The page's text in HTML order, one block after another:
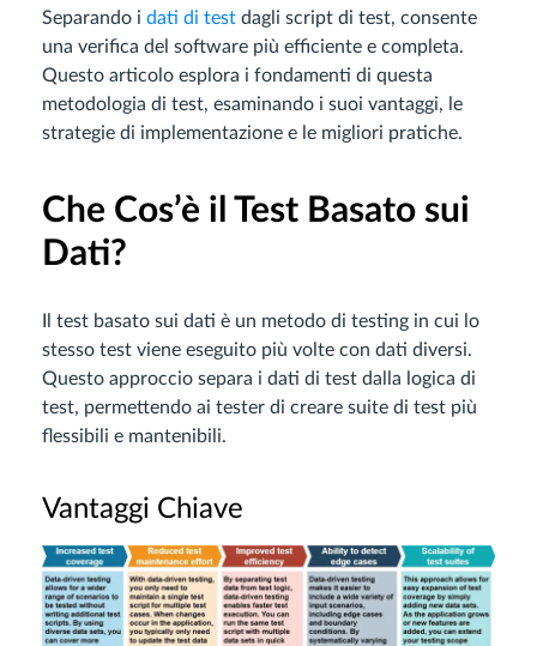
Separando i dati di test dagli script di test, consente
una verifica del software più efficiente e completa.
Questo articolo esplora i fondamenti di questa
metodologia di test, esaminando i suoi vantaggi, le
strategie di implementazione e le migliori pratiche.
Che Cos’è il Test Basato sui
Dati?
Il test basato sui dati è un metodo di testing in cui lo
stesso test viene eseguito più volte con dati diversi.
Questo approccio separa i dati di test dalla logica di
test, permettendo ai tester di creare suite di test più
flessibili e mantenibili.
Vantaggi Chiave